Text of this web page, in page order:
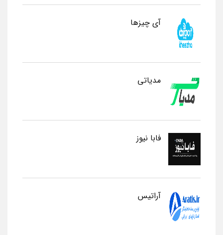
آی چیزها
مدیاتی
فابا نیوز
آراتیس